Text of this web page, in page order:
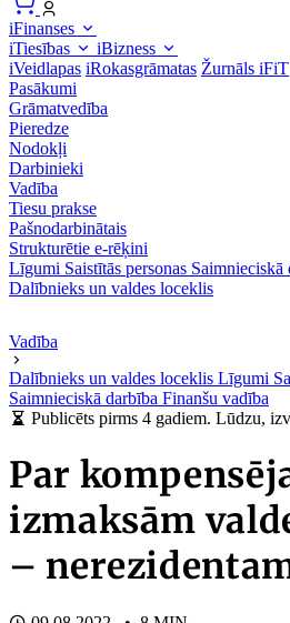
iFinanses
iTiesības
iBizness
iVeidlapas iRokasgrāmatas Žurnāls iFiT
Pasākumi
Grāmatvedība
Pieredze
Nodokļi
Darbinieki
Vadība
Tiesu prakse
Pašnodarbinātais
Strukturētie e-rēķini
Līgumi Saistītās personas Saimnieciskā
Dalībnieks un valdes loceklis
Vadība
Dalībnieks un valdes loceklis Līgumi
Saimnieciskā darbība Finanšu vadība
Publicēts pirms 4 gadiem. Lūdzu,
Par
izmaksām
–